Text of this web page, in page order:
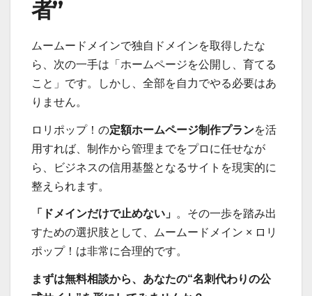
者”
ムームードメインで独自ドメインを取得したな
ら、次の一手は「ホームページを公開し、育てる
こと」です。しかし、全部を自力でやる必要はあ
りません。
ロリポップ！の定額ホームページ制作プランを活
用すれば、制作から管理までをプロに任せなが
ら、ビジネスの信用基盤となるサイトを現実的に
整えられます。
「ドメインだけで止めない」 。その一歩を踏み出
すための選択肢として、ムームードメイン × ロリ
ポップ！は非常に合理的です。
まずは無料相談から、あなたの“名刺代わりの公